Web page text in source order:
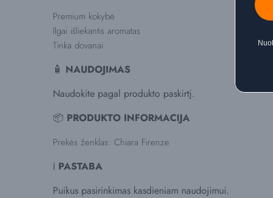
Premium kokybė
Ilgai išliekantis aromatas
Tinka dovanai
🧴 NAUDOJIMAS
Naudokite pagal produkto paskirtį.
📦 PRODUKTO INFORMACIJA
Prekės ženklas: Chiara Firenze
ℹ️ PASTABA
Puikus pasirinkimas kasdieniam naudojimui.